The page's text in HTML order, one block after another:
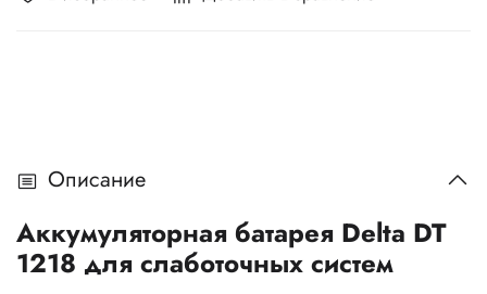
Описание
Аккумуляторная батарея Delta DT
1218 для слаботочных систем